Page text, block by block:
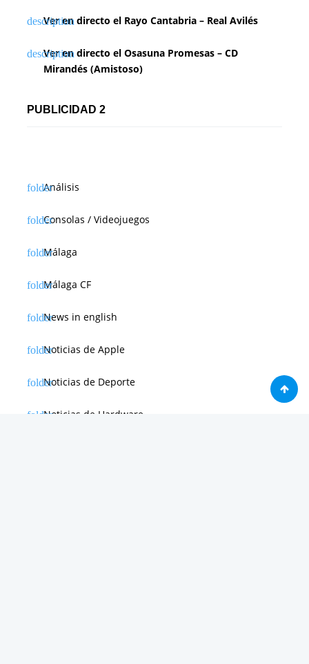
Ver en directo el Rayo Cantabria – Real Avilés
Ver en directo el Osasuna Promesas – CD
Mirandés (Amistoso)
PUBLICIDAD 2
Análisis
Consolas / Videojuegos
Málaga
Málaga CF
News in english
Noticias de Apple
Noticias de Deporte
Noticias de Hardware